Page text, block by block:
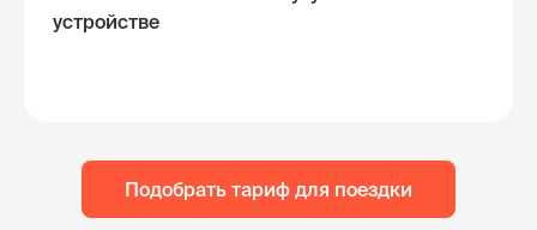
устройстве
Подобрать тариф для поездки